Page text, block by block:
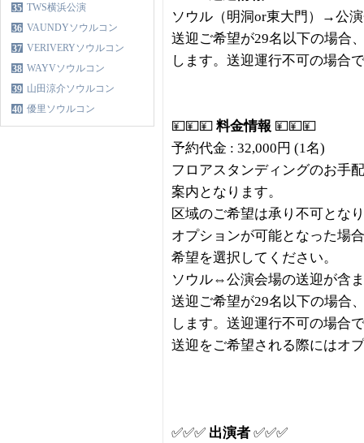
35 TWS横浜公演
36 VAUNDYソウルコン
37 VERIVERYソウルコン
38 WAYVソウルコン
39 山田涼介ソウルコン
40 優里ソウルコン
ソウル（明洞or東大門）→公
送迎ご希望が29名以下の場合
します。送迎運行不可の場合
💴💴💴 料金情報 💴💴💴
予約代金 : 32,000円 (1名)
フロアスタンディングのお手
案内となります。
区域のご希望は承り不可とな
オプションが可能となった場
希望を選択してください。
ソウル⇔公演会場の送迎が含
送迎ご希望が29名以下の場合
します。送迎運行不可の場合
送迎をご希望される際にはオ
✅✅✅ 出演者 ✅✅✅